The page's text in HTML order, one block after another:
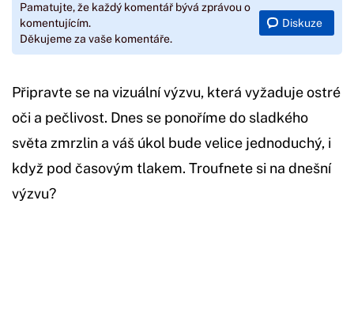
Pamatujte, že každý komentář bývá zprávou o
komentujícím.
Děkujeme za vaše komentáře.
Diskuze
Připravte se na vizuální výzvu, která vyžaduje ostré
oči a pečlivost. Dnes se ponoříme do sladkého
světa zmrzlin a váš úkol bude velice jednoduchý, i
když pod časovým tlakem. Troufnete si na dnešní
výzvu?